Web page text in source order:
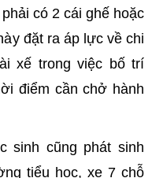
có 2 cái ghế hoặc
đặt ra áp lực về chi
xế trong việc bố trí
điểm cần chở hành
sinh cũng phát sinh
tiểu học, xe 7 chỗ